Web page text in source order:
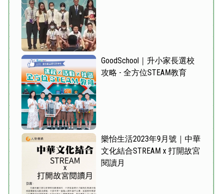
GoodSchool｜升小家長選校
攻略 - 全方位STEAM教育
樂怡生活2023年9月號｜中華
文化結合STREAM x 打開故宮
閱讀月